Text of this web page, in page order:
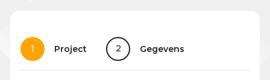
1 Project 2 Gegevens